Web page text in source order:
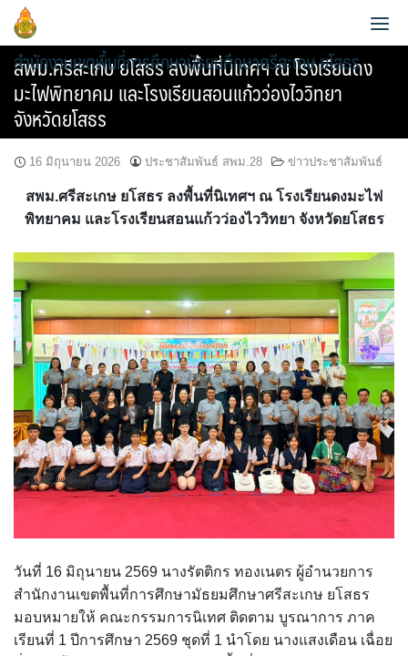
Skip
content
ประวัติความเป็นมา
วิสัยทัศน์และพันธกิจ
หน้าที่และอำนาจ
แผนพัฒนาคุณภาพการศึกษาขั้นพื้นฐานพ.ศ.2561-2564
แผนพัฒนาคุณภาพการศึกษาขั้นพื้นฐาน พ.ศ.2565-2567
แผนพัฒนาคุณภาพการศึกษาขั้นพื้นฐานพ.ศ.2566-2570
โครงสร้าง หน้าที่และอำนาจ
ทำเนียบ อ.ก.ค.ศ. เขตพื้นที่การศึกษา
อำนาจหน้าที่ อ.ก.ค.ศ.
ประกาศ ตั้ง อ.ก.ค.ศ. เขตพื้นที่การศึกษามัธยมศึกษา
ปฏิทินการประชุม อ.ก.ค.ศ. เขตพื้นที่การศึกษามัธยมศึกษา
ข้อมูลผู้บริหาร
กลุ่มอำนวยการ
กลุ่มบริหารงานการเงินและสินทรัพย์
กลุ่มบริหารงานบุคคล
กลุ่มนิเทศ ติดตาม และประเมินผลการจัดการศึกษา
กลุ่มส่งเสริมการจัดการศึกษา
กลุ่มนโยบายและแผน
กลุ่มส่งเสริมการศึกษาทางไกลฯ
กลุ่มพัฒนาครูและบุคลากรทางการศึกษา
กลุ่มกฏหมายและคดี
ข้อมูลนักเรียน
วิเคราะห์ผลสอบ O-NET 2565
วิเคราะห์ผลสอบ O-NET 2567
แผนบริหารการศึกษาขั้นพื้นฐาน ปีงบ 2567
ผลงานวิชาการและงานวิจัย
เอกสารเผยแพร่
คู่มือการใช้งานเว็บไซต์
ดาวน์โหลดเอกสารเผยแพร่
PISA CENTER
AMSS++
คู่มือ AMSS++
SMSS
Ememo
คู่มือ Ememo
e-SME
คู่มือ e-SME
สารสนเทศการเงินและสินทรัพย์
สายตรง ผอ.เขต
ข้อมูลการติดต่อและช่องทางการสอบถาม
Q&A กระดานถาม-ตอบ
Social Media
FACEBOOK
LINE @
Instagram
ระบบสมาชิก
เข้าสู่ระบบ
สมัครสมาชิก
สำนักงานเขตพื้นที่การศึกษามัธยมศึกษาศรีสะเกษ ยโสธร
สพม.ศรีสะเกษ ยโสธร ลงพื้นที่นิเทศฯ ณ โรงเรียนดง
มะไฟพิทยาคม และโรงเรียนสอนแก้วว่องไววิทยา
จังหวัดยโสธร
16 มิถุนายน 2026 ประชาสัมพันธ์ สพม.28 ข่าวประชาสัมพันธ์
สพม.ศรีสะเกษ ยโสธร ลงพื้นที่นิเทศฯ ณ โรงเรียนดงมะไฟ
พิทยาคม และโรงเรียนสอนแก้วว่องไววิทยา จังหวัดยโสธร
วันที่ 16 มิถุนายน 2569 นางรัตติกร ทองเนตร ผู้อำนวยการ
สำนักงานเขตพื้นที่การศึกษามัธยมศึกษาศรีสะเกษ ยโสธร
มอบหมายให้ คณะกรรมการนิเทศ ติดตาม บูรณาการ ภาค
เรียนที่ 1 ปีการศึกษา 2569 ชุดที่ 1 นำโดย นางแสงเดือน เฉื่อย